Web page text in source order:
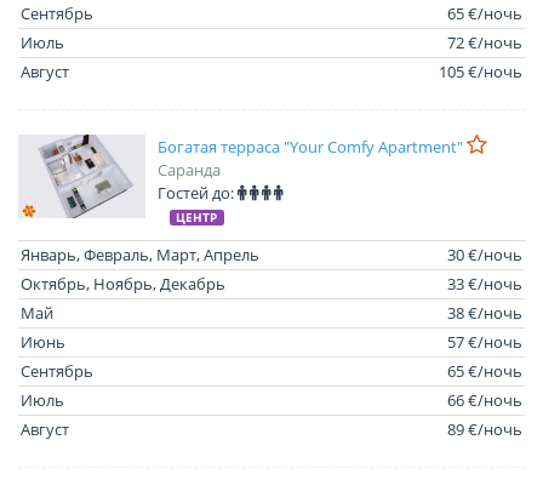
Сентябрь
65 €/ночь
Июль
72 €/ночь
Август
105 €/ночь
Богатая терраса "Your Comfy Apartment"
Саранда
Гостей до:
ЦЕНТР
Январь, Февраль, Март, Апрель
30 €/ночь
Октябрь, Ноябрь, Декабрь
33 €/ночь
Май
38 €/ночь
Июнь
57 €/ночь
Сентябрь
65 €/ночь
Июль
66 €/ночь
Август
89 €/ночь